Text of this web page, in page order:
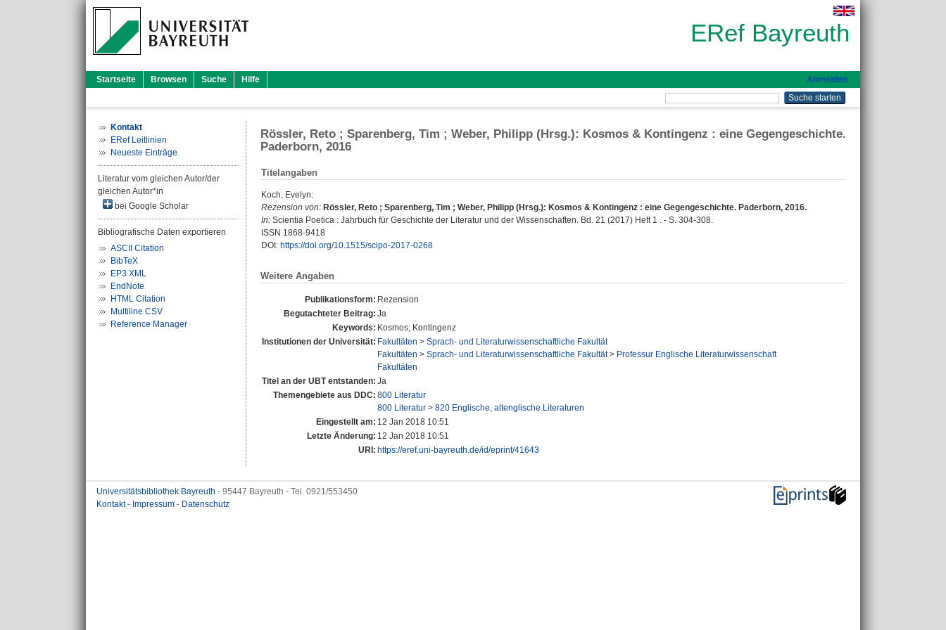
ERef Bayreuth
Startseite Browsen Suche Hilfe Anmelden
Kontakt
ERef Leitlinien
Neueste Einträge
Literatur vom gleichen Autor/der
gleichen Autor*in
bei Google Scholar
Bibliografische Daten exportieren
ASCII Citation
BibTeX
EP3 XML
EndNote
HTML Citation
Multiline CSV
Reference Manager
Rössler, Reto ; Sparenberg, Tim ; Weber, Philipp (Hrsg.): Kosmos & Kontingenz : eine Gegengeschichte.
Paderborn, 2016
Titelangaben
Koch, Evelyn:
Rezension von: Rössler, Reto ; Sparenberg, Tim ; Weber, Philipp (Hrsg.): Kosmos & Kontingenz : eine Gegengeschichte. Paderborn, 2016.
In: Scientia Poetica : Jahrbuch für Geschichte der Literatur und der Wissenschaften. Bd. 21 (2017) Heft 1 . - S. 304-308.
ISSN 1868-9418
DOI: https://doi.org/10.1515/scipo-2017-0268
Weitere Angaben
Publikationsform: Rezension
Begutachteter Beitrag: Ja
Keywords: Kosmos; Kontingenz
Institutionen der Universität: Fakultäten > Sprach- und Literaturwissenschaftliche Fakultät
Fakultäten > Sprach- und Literaturwissenschaftliche Fakultät> Professur Englische Literaturwissenschaft
Fakultäten
Titel an der UBT entstanden: Ja
Themengebiete aus DDC: 800 Literatur
800 Literatur > 820 Englische, altenglische Literaturen
Eingestellt am: 12 Jan 2018 10:51
Letzte Änderung: 12 Jan 2018 10:51
URI: https://eref.uni-bayreuth.de/id/eprint/41643
Universitätsbibliothek Bayreuth - 95447 Bayreuth - Tel. 0921/553450
Kontakt- Impressum - Datenschutz